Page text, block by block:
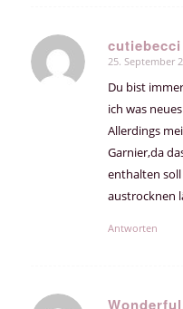
cutiebecci
sagte:
25. September
Du bist
ich was
Allerdings
Garnier,da
enthalten soll
austrocknen
Antworten